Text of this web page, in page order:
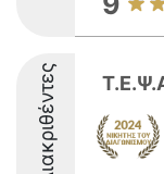
Διακριθέντες